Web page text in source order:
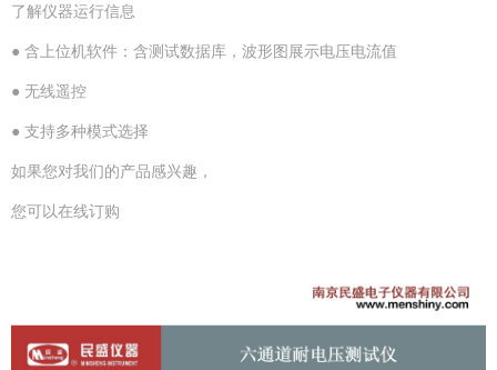
了解仪器运行信息
● 含上位机软件：含测试数据库，波形图展示电压电流值
● 无线遥控
● 支持多种模式选择
如果您对我们的产品感兴趣，
您可以在线订购